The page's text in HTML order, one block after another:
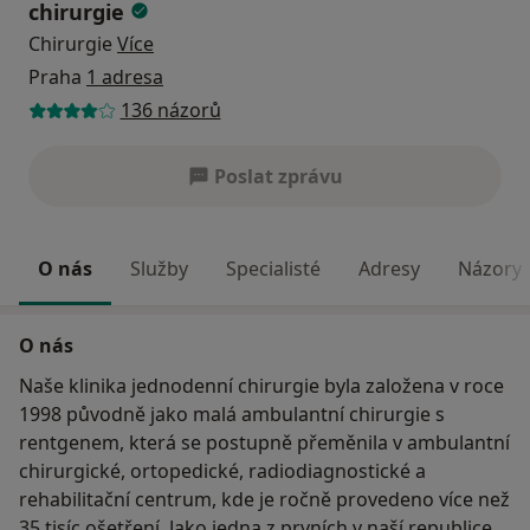
chirurgie
Chirurgie Více
Praha 1 adresa
136 názorů
Poslat zprávu
O nás Služby Specialisté Adresy Názory
O nás
Naše klinika jednodenní chirurgie byla založena v roce
1998 původně jako malá ambulantní chirurgie s
rentgenem, která se postupně přeměnila v ambulantní
chirurgické, ortopedické, radiodiagnostické a
rehabilitační centrum, kde je ročně provedeno více než